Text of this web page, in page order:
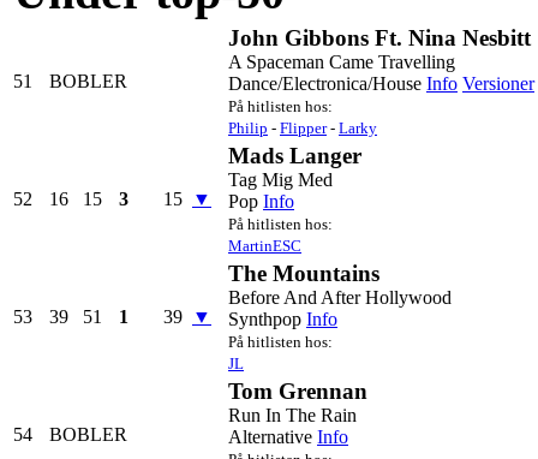
51 BOBLER
John Gibbons Ft. Nina Nesbitt
A Spaceman Came Travelling
Dance/Electronica/House Info Versioner
På hitlisten hos:
Philip - Flipper- Larky
52 16 15 3 15 ▼
Mads Langer
Tag Mig Med
Pop Info
På hitlisten hos:
MartinESC
53 39 51 1 39 ▼
The Mountains
Before And After Hollywood
Synthpop Info
På hitlisten hos:
JL
54 BOBLER
Tom Grennan
Run In The Rain
Alternative Info